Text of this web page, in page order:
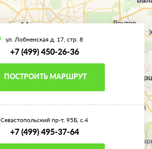
ул. Лобненская д. 17, стр. 8
+7 (499) 450-26-36
ПОСТРОИТЬ МАРШРУТ
Севастопольский пр-т, 95Б, с.4
+7 (499) 495-37-64